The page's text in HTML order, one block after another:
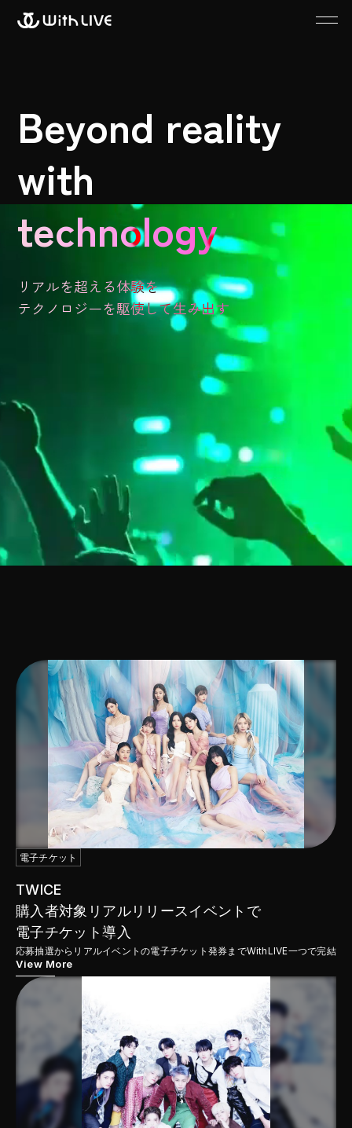
Beyond reality
with
technology
リアルを超える体験を
テクノロジーを駆使して生み出す
電子チケット
TWICE
購入者対象リアルリリースイベントで
電子チケット導入
応募抽選からリアルイベントの電子チケット発券までWithLIVE一つで完結
View More